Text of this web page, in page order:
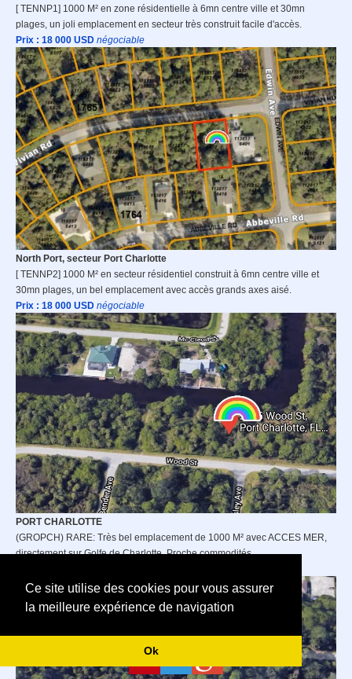
Ce site utilise des cookies pour vous assurer
la meilleure expérience de navigation
Ok
[ TENNP1] 1000 M² en zone résidentielle à 6mn centre ville et 30mn
plages, un joli emplacement en secteur très construit facile d'accès.
Prix : 18 000 USD négociable
North Port, secteur Port Charlotte
[ TENNP2] 1000 M² en secteur résidentiel construit à 6mn centre ville et
30mn plages, un bel emplacement avec accès grands axes aisé.
Prix : 18 000 USD négociable
PORT CHARLOTTE
(GROPCH) RARE: Très bel emplacement de 1000 M² avec ACCES MER,
directement sur Golfe de Charlotte. Proche commodités.